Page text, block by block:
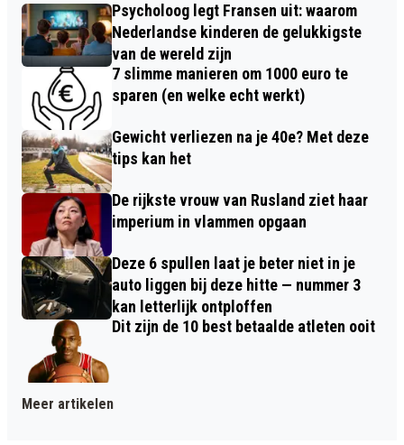
Psycholoog legt Fransen uit: waarom
Nederlandse kinderen de gelukkigste
van de wereld zijn
7 slimme manieren om 1000 euro te
sparen (en welke echt werkt)
Gewicht verliezen na je 40e? Met deze
tips kan het
De rijkste vrouw van Rusland ziet haar
imperium in vlammen opgaan
Deze 6 spullen laat je beter niet in je
auto liggen bij deze hitte — nummer 3
kan letterlijk ontploffen
Dit zijn de 10 best betaalde atleten ooit
Meer artikelen